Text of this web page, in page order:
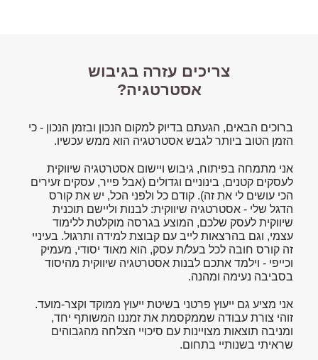
צריכים עזרה בגיבוש
אסטרטגיה?
ברוכים הבאים, הגעתם בדיוק למקום הנכון ובזמן הנכון - כי
הזמן הטוב ביותר לגבש אסטרטגיה הוא ממש עכשיו.
אני מתמחה בפיתוח, גיבוש ויישום אסטרטגיה שיווקית
לעסקים קטנים, בינוניים וגדולים (אבל פייר, עסקים זעירים
הכי עושים לי את זה). קודם כל ולפני הכל, יש את קורס
הדגל שלי - אסטרטגיה שיווקית: לבנות וליישם תוכנית
שיווקית לעסק שלכם, המוצע בגרסה מוקלטת ללימוד
עצמי, וגם בהרצאות לייב עם קבוצת למידה ותרגול. בעיניי
זה קורס חובה לכל בעל/ת עסק, הוא מאוד יסודי, מעמיק
וכייפי - וילמד אתכם לבנות אסטרטגיה שיווקית מהיסוד
בסביבה נעימה ומהנה.
אני מציע גם ייעוץ פרטני בשיטת ייעוץ ממוקד וקצר-מועד.
זוהי צורת עבודה שממקסמת את זמננו המשותף יחד,
ומניבה תוצאות מצויינות עם סיכויי הצלחה מהגבוהים
שראיתי בשנותיי בתחום.